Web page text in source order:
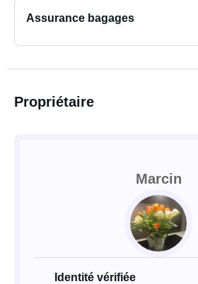
Assurance bagages
Propriétaire
Marcin
Identité vérifiée